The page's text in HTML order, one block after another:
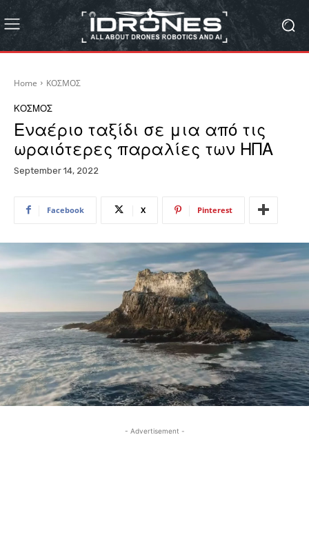
Home ΚΟΣΜΟΣ
ΚΟΣΜΟΣ
Εναέριο ταξίδι σε μια από τις
ωραιότερες παραλίες των ΗΠΑ
September 14, 2022
Facebook X Pinterest
- Advertisement -